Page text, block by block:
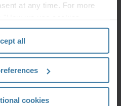
at any time. For more
.
all
cookies